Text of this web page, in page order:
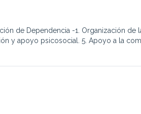
de Dependencia -1. Organización de
y apoyo psicosocial. 5. Apoyo a la